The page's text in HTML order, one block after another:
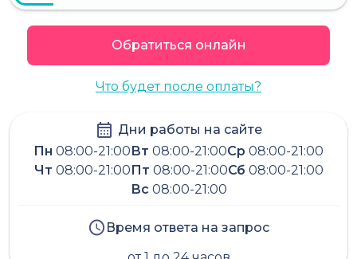
Обратиться онлайн
Что будет после оплаты?
Дни работы на сайте
Пн 08:00-21:00Вт 08:00-21:00Ср 08:00-21:00
Чт 08:00-21:00Пт 08:00-21:00Сб 08:00-21:00
Вс 08:00-21:00
Время ответа на запрос